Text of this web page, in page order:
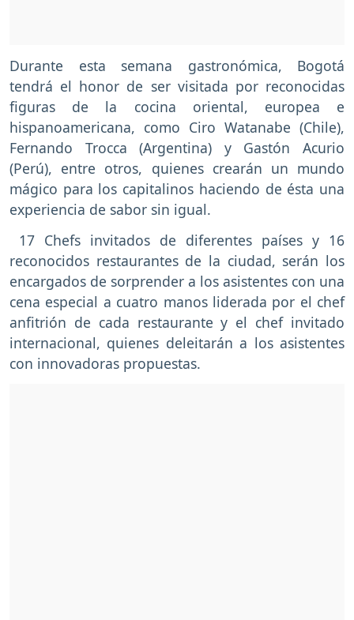
Durante esta semana gastronómica, Bogotá
tendrá el honor de ser visitada por reconocidas
figuras de la cocina oriental, europea e
hispanoamericana, como Ciro Watanabe (Chile),
Fernando Trocca (Argentina) y Gastón Acurio
(Perú), entre otros, quienes crearán un mundo
mágico para los capitalinos haciendo de ésta una
experiencia de sabor sin igual.
17 Chefs invitados de diferentes países y 16
reconocidos restaurantes de la ciudad, serán los
encargados de sorprender a los asistentes con una
cena especial a cuatro manos liderada por el chef
anfitrión de cada restaurante y el chef invitado
internacional, quienes deleitarán a los asistentes
con innovadoras propuestas.